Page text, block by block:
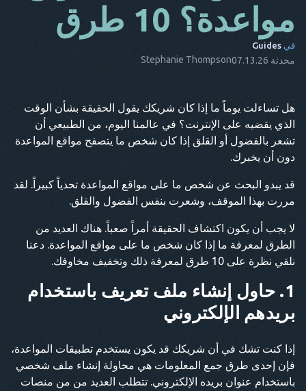
إنه
تر
مواعدة؟ 10 طرق
في Guides
محدثة 07.13.26 Stephanie Thompson
هل تساءلت يوماً ما إذا كان شريكك يقول الحقيقة بشأن الوقت
الذي يقضيه على الإنترنت؟ في عالمنا اليوم، من الطبيعي أن
تشعر بالفضول أو القلق إذا كان شخص ما يتصفح مواقع المواعدة
دون أن يخبرك.
قد يبدو البحث عن شخص ما على مواقع المواعدة تحدياً كبيراً. لقد
مررت بهذا الموقف، وشعرت بنفس الفضول والقلق.
لا يجب أن يكون اكتشاف الحقيقة أمراً صعباً. هناك العديد من
الطرق لمعرفة ما إذا كان شخص ما على مواقع المواعدة. دعنا
نلقي نظرة على 10 طرق لمعرفة ذلك وتخفيف مخاوفك.
1. حاول إنشاء ملف تعريف باستخدام
بريدهم الإلكتروني
إذا كنت تشك في أن شريكك قد يكون يستخدم تطبيقات المواعدة،
فإن إحدى طرق جمع المعلومات هي محاولة إنشاء ملف شخصي
باستخدام عنوان بريده الإلكتروني. تتطلب العديد من من منصات